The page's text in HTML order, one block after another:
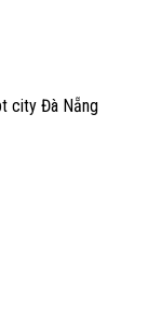
city Đà Nẵng